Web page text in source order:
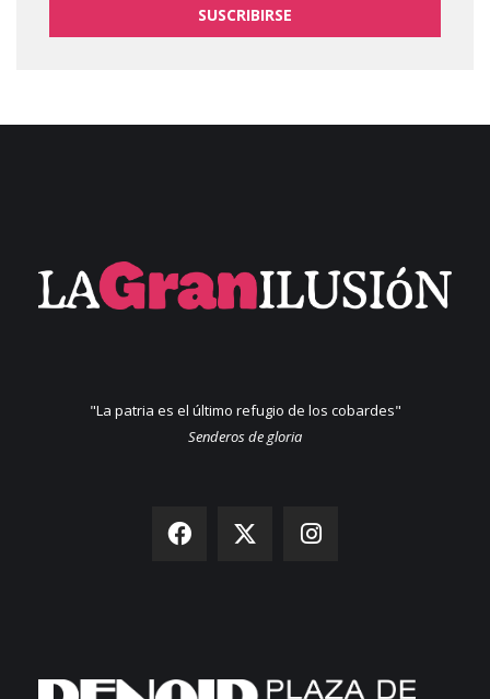
SUSCRIBIRSE
"La patria es el último refugio de los cobardes"
Senderos de gloria